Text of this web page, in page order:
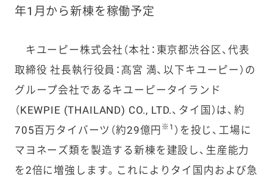
年1月から新棟を稼働予定
キユーピー株式会社（本社：東京都渋谷区、代表
取締役 社長執行役員：髙宮 満、以下キユーピー）の
グループ会社であるキユーピータイランド
（KEWPIE (THAILAND) CO., LTD.、タイ国）は、約
705百万タイバーツ（約29億円 ※1 ）を投じ、工場に
マヨネーズ類を製造する新棟を建設し、生産能力
を2倍に増強します。これによりタイ国内および急